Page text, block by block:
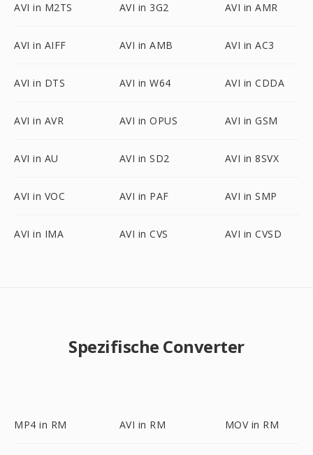
AVI in M2TS AVI in 3G2 AVI in AMR
AVI in AIFF AVI in AMB AVI in AC3
AVI in DTS AVI in W64 AVI in CDDA
AVI in AVR AVI in OPUS AVI in GSM
AVI in AU AVI in SD2 AVI in 8SVX
AVI in VOC AVI in PAF AVI in SMP
AVI in IMA AVI in CVS AVI in CVSD
Spezifische Converter
MP4 in RM AVI in RM MOV in RM